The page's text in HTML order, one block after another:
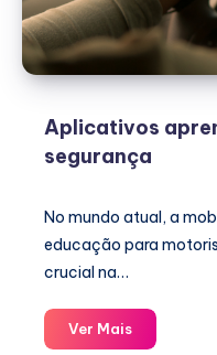
Aplicativos
segurança
No mundo atual, a
educação para
crucial na…
Ver MaisAplicativos